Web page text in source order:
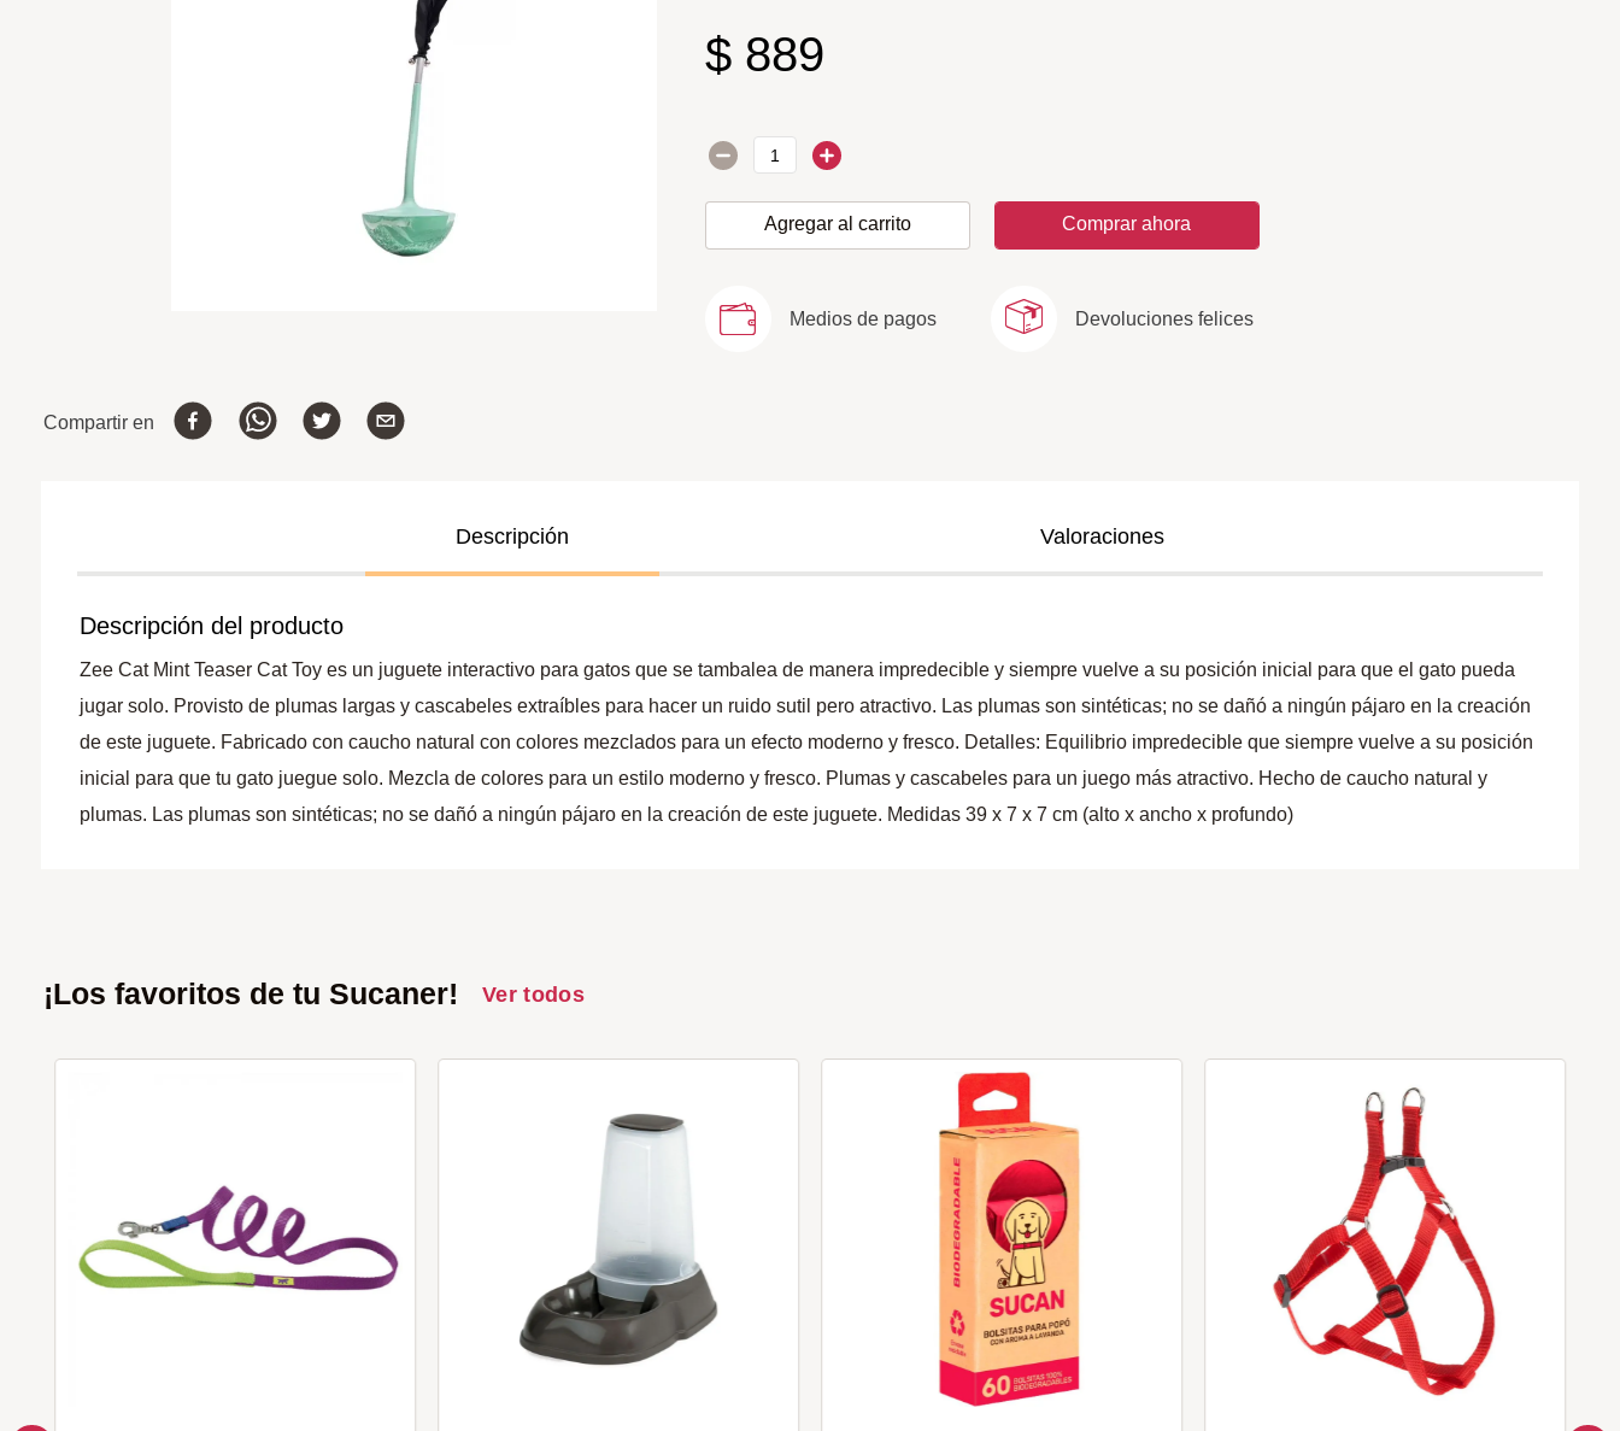
$ 889
Agregar al carrito Comprar ahora
Medios de pagos Devoluciones felices
Compartir en
Descripción Valoraciones
Descripción del producto
Zee Cat Mint Teaser Cat Toy es un juguete interactivo para gatos que se tambalea de manera impredecible y siempre vuelve a su posición inicial para que el gato pueda
jugar solo. Provisto de plumas largas y cascabeles extraíbles para hacer un ruido sutil pero atractivo. Las plumas son sintéticas; no se dañó a ningún pájaro en la creación
de este juguete. Fabricado con caucho natural con colores mezclados para un efecto moderno y fresco. Detalles: Equilibrio impredecible que siempre vuelve a su posición
inicial para que tu gato juegue solo. Mezcla de colores para un estilo moderno y fresco. Plumas y cascabeles para un juego más atractivo. Hecho de caucho natural y
plumas. Las plumas son sintéticas; no se dañó a ningún pájaro en la creación de este juguete. Medidas 39 x 7 x 7 cm (alto x ancho x profundo)
¡Los favoritos de tu Sucaner! Ver todos